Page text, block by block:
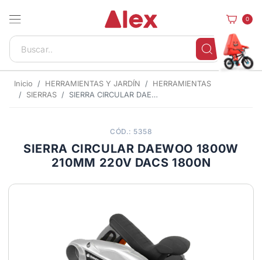
0
Inicio HERRAMIENTAS Y JARDÍN
HERRAMIENTAS
SIERRAS
SIERRA CIRCULAR DAEWOO 1800W 210MM 220V DACS 1800N
CÓD.: 5358
SIERRA CIRCULAR DAEWOO 1800W
210MM 220V DACS 1800N